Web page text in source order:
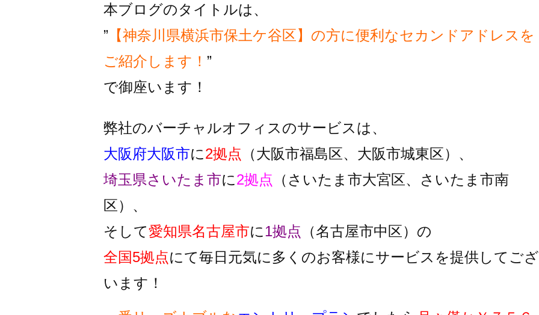
本ブログのタイトルは、
” 【神奈川県横浜市保土ケ谷区】の方に便利なセカンドアドレスを
ご紹介します！ ”
で御座います！
弊社のバーチャルオフィスのサービスは、
大阪府大阪市に2拠点 （大阪市福島区、大阪市城東区）、
埼玉県さいたま市に2拠点 （さいたま市大宮区、さいたま市南
区）、
そして愛知県名古屋市に1拠点 （名古屋市中区）の
全国5拠点にて毎日元気に多くのお客様にサービスを提供してござ
います！